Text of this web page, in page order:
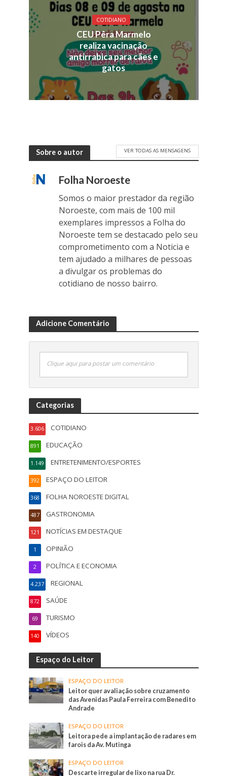
COTIDIANO
CEU Pêra Marmelo
realiza vacinação
antirrabica para cães e
gatos
Sobre o autor VER TODAS AS MENSAGENS
Folha Noroeste
Somos o maior prestador da região
Noroeste, com mais de 100 mil
exemplares impressos a Folha do
Noroeste tem se destacado pelo seu
comprometimento com a Noticia e
tem ajudado a milhares de pessoas
a divulgar os problemas do
cotidiano de nosso bairro.
Adicione Comentário
Clique aqui para postar um comentário
Categorias
COTIDIANO
3.606
EDUCAÇÃO
891
ENTRETENIMENTO/ESPORTES
1.149
ESPAÇO DO LEITOR
392
FOLHA NOROESTE DIGITAL
368
GASTRONOMIA
487
NOTÍCIAS EM DESTAQUE
121
OPINIÃO
1
POLÍTICA E ECONOMIA
2
REGIONAL
4.237
SAÚDE
872
TURISMO
69
VÍDEOS
140
Espaço do Leitor
ESPAÇO DO LEITOR
Leitor quer avaliação sobre cruzamento
das Avenidas Paula Ferreira com Benedito
Andrade
ESPAÇO DO LEITOR
Leitora pede a implantação de radares em
farois da Av. Mutinga
ESPAÇO DO LEITOR
Descarte irregular de lixo na rua Dr.